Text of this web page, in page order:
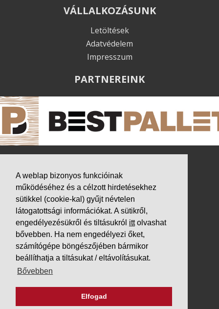
A weblap bizonyos funkcióinak
működéséhez és a célzott hirdetésekhez
sütikkel (cookie-kal) gyűjt névtelen
látogatottsági információkat. A sütikről,
engedélyezésükről és tiltásukról ittolvashat
bővebben. Ha nem engedélyezi őket,
számítógépe böngészőjében bármikor
beállíthatja a tiltásukat / eltávolításukat.
Bővebben
Elfogad
VÁLLALKOZÁSUNK
Letöltések
Adatvédelem
Impresszum
PARTNEREINK
Autópálya díjak